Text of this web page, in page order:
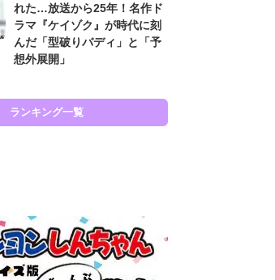
れた…放送から25年！名作ド
ラマ『ケイゾク』が時代に刻
んだ「型破りバディ」と「予
想外展開」
ランキング一覧